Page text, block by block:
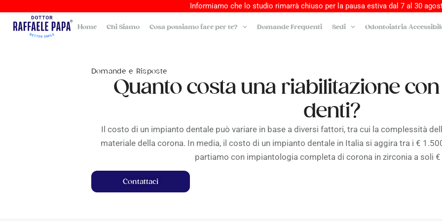
Informiamo che lo studio rimarrà chiuso per la pausa estiva dal 7 al 30
Home Chi Siamo Cosa possiamo fare per te? Domande Frequenti Sedi Odontoiatria
Domande e Risposte
Quanto costa una riabilitazione
denti?
Il costo di un impianto dentale può variare in base a diversi fattori, tra cui la complessità
materiale della corona. In media, il costo di un impianto dentale in Italia si aggira tra i €
partiamo con impiantologia completa di corona in zirconia a soli
Contattaci